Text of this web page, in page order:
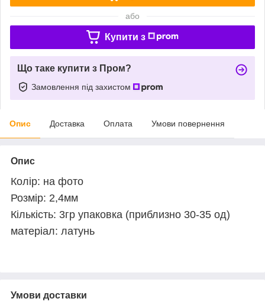
або
Купити з
Що таке купити з Пром?
Замовлення під захистом
Опис Доставка Оплата Умови повернення
Опис
Колір: на фото
Розмір: 2,4мм
Кількість: 3гр упаковка (приблизно 30-35 од)
матеріал: латунь
Умови доставки